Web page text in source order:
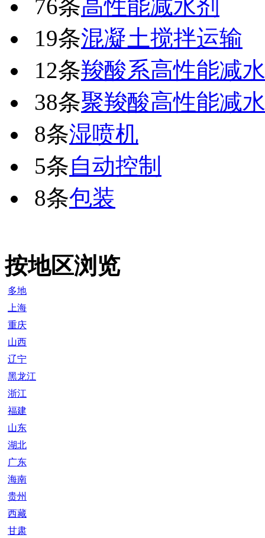
76条高性能减水剂
19条混凝土搅拌运输
12条羧酸系高性能减
38条聚羧酸高性能减
8条湿喷机
5条自动控制
8条包装
按地区浏览
多地
上海
重庆
山西
辽宁
黑龙江
浙江
福建
山东
湖北
广东
海南
贵州
西藏
甘肃